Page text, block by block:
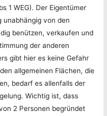
1 WEG). Der Eigentümer
unabhängig von den
benützen, verkaufen und
der anderen
gibt hier es keine Gefahr
allgemeinen Flächen, die
bedarf es allenfalls der
Wichtig ist, dass
2 Personen begründet